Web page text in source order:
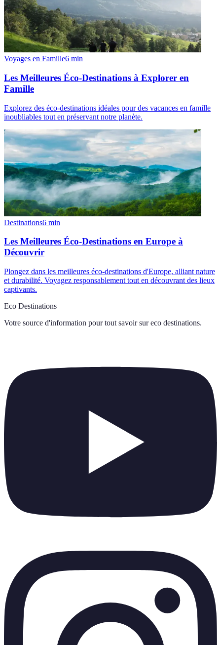
Voyages en Famille6 min
Les Meilleures Éco-Destinations à Explorer en
Famille
Explorez des éco-destinations idéales pour des vacances en famille
inoubliables tout en préservant notre planète.
Destinations6 min
Les Meilleures Éco-Destinations en Europe à
Découvrir
Plongez dans les meilleures éco-destinations d'Europe, alliant nature
et durabilité. Voyagez responsablement tout en découvrant des lieux
captivants.
Eco Destinations
Votre source d'information pour tout savoir sur eco destinations.